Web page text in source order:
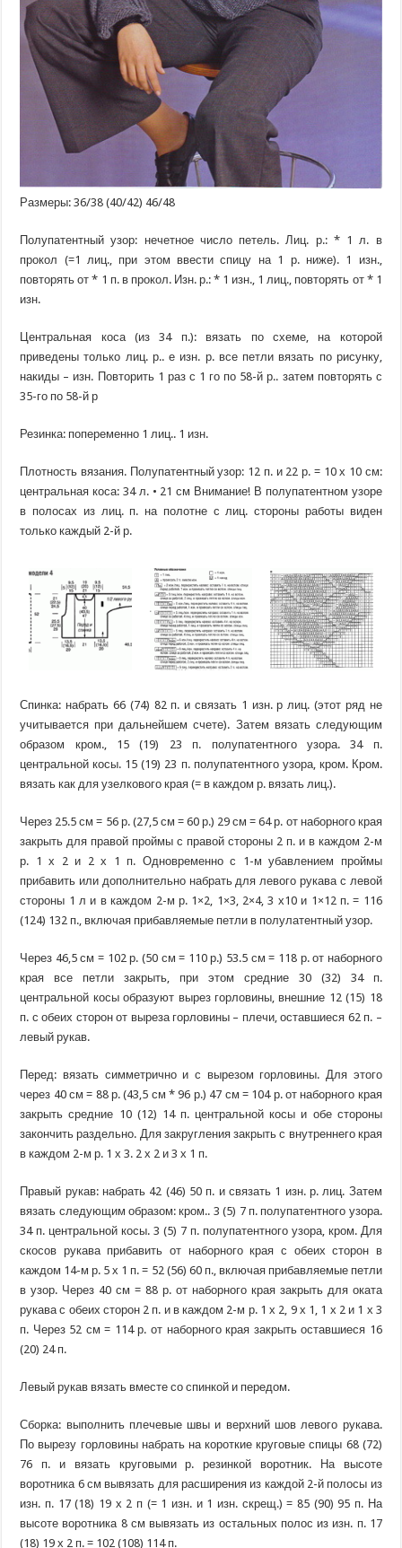
Размеры: 36/38 (40/42) 46/48
Полупатентный узор: нечетное число петель. Лиц. р.: * 1 л. в
прокол (=1 лиц., при этом ввести спицу на 1 р. ниже). 1 изн.,
повторять от * 1 п. в прокол. Изн. р.: * 1 изн., 1 лиц., повторять от * 1
изн.
Центральная коса (из 34 п.): вязать по схеме, на которой
приведены только лиц. р.. е изн. р. все петли вязать по рисунку,
накиды – изн. Повторить 1 раз с 1 го по 58-й р.. затем повторять с
35-го по 58-й р
Резинка: попеременно 1 лиц.. 1 изн.
Плотность вязания. Полупатентный узор: 12 п. и 22 р. = 10 х 10 см:
центральная коса: 34 л. • 21 см Внимание! В полупатентном узоре
в полосах из лиц. п. на полотне с лиц. стороны работы виден
только каждый 2-й р.
Спинка: набрать 66 (74) 82 п. и связать 1 изн. р лиц. (этот ряд не
учитывается при дальнейшем счете). Затем вязать следующим
образом кром., 15 (19) 23 п. полупатентного узора. 34 п.
центральной косы. 15 (19) 23 п. полупатентного узора, кром. Кром.
вязать как для узелкового края (= в каждом р. вязать лиц.).
Через 25.5 см = 56 р. (27,5 см = 60 р.) 29 см = 64 р. от наборного края
закрыть для правой проймы с правой стороны 2 п. и в каждом 2-м
р. 1 х 2 и 2 х 1 п. Одновременно с 1-м убавлением проймы
прибавить или дополнительно набрать для левого рукава с левой
стороны 1 л и в каждом 2-м р. 1×2, 1×3, 2×4, 3 х10 и 1×12 п. = 116
(124) 132 п., включая прибавляемые петли в полулатентный узор.
Через 46,5 см = 102 р. (50 см = 110 р.) 53.5 см = 118 р. от наборного
края все петли закрыть, при этом средние 30 (32) 34 п.
центральной косы образуют вырез горловины, внешние 12 (15) 18
п. с обеих сторон от выреза горловины – плечи, оставшиеся 62 п. –
левый рукав.
Перед: вязать симметрично и с вырезом горловины. Для этого
через 40 см = 88 р. (43,5 см * 96 р.) 47 см = 104 р. от наборного края
закрыть средние 10 (12) 14 п. центральной косы и обе стороны
закончить раздельно. Для закругления закрыть с внутреннего края
в каждом 2-м р. 1 х 3. 2 х 2 и 3 х 1 п.
Правый рукав: набрать 42 (46) 50 п. и связать 1 изн. р. лиц. Затем
вязать следующим образом: кром.. 3 (5) 7 п. полупатентного узора.
34 п. центральной косы. 3 (5) 7 п. полупатентного узора, кром. Для
скосов рукава прибавить от наборного края с обеих сторон в
каждом 14-м р. 5 х 1 п. = 52 (56) 60 п., включая прибавляемые петли
в узор. Через 40 см = 88 р. от наборного края закрыть для оката
рукава с обеих сторон 2 п. и в каждом 2-м р. 1 х 2, 9 х 1, 1 х 2 и 1 х 3
п. Через 52 см = 114 р. от наборного края закрыть оставшиеся 16
(20) 24 п.
Левый рукав вязать вместе со спинкой и передом.
Сборка: выполнить плечевые швы и верхний шов левого рукава.
По вырезу горловины набрать на короткие круговые спицы 68 (72)
76 п. и вязать круговыми р. резинкой воротник. На высоте
воротника 6 см вывязать для расширения из каждой 2-й полосы из
изн. п. 17 (18) 19 х 2 п (= 1 изн. и 1 изн. скрещ.) = 85 (90) 95 п. На
высоте воротника 8 см вывязать из остальных полос из изн. п. 17
(18) 19 х 2 п. = 102 (108) 114 п.